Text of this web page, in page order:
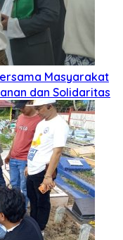
Masyarakat
dan Solidaritas